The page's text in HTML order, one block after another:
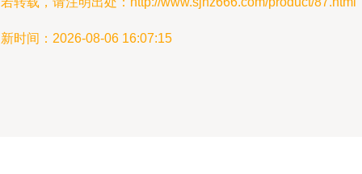
时间：2026-08-06 16:07:15